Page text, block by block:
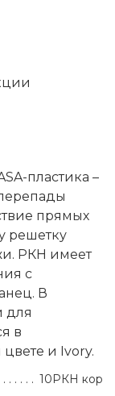
пластика –
прямых
решетку
РКН имеет
с
В
для
в
и Ivory.
10РКН кор